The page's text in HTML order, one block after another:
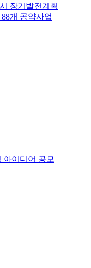
장기발전계획
개 공약사업
아이디어 공모